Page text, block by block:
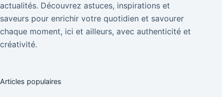
actualités. Découvrez astuces, inspirations et
saveurs pour enrichir votre quotidien et savourer
chaque moment, ici et ailleurs, avec authenticité et
créativité.
Articles populaires